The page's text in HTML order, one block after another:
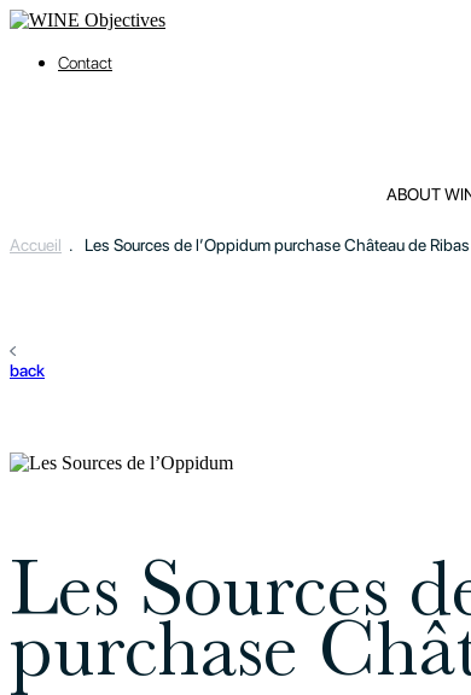
Contact
ABOUT
Accueil . Les Sources de l’Oppidum purchase Château de Ribas
back
Les Sources
purchase